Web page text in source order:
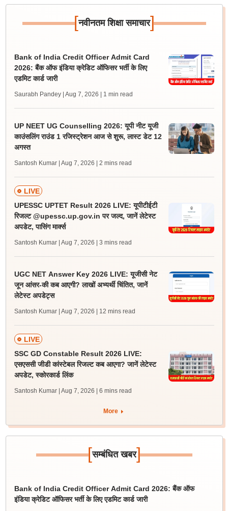
[नवीनतम शिक्षा समाचार]
Bank of India Credit Officer Admit Card
2026: बैंक ऑफ इंडिया क्रेडिट ऑफिसर भर्ती के लिए
एडमिट कार्ड जारी
Saurabh Pandey | Aug 7, 2026 | 1 min read
UP NEET UG Counselling 2026: यूपी नीट यूजी
काउंसलिंग राउंड 1 रजिस्ट्रेशन आज से शुरू, लास्ट डेट 12
अगस्त
Santosh Kumar | Aug 7, 2026 | 2 mins read
LIVE
UPESSC UPTET Result 2026 LIVE: यूपीटीईटी
रिजल्ट @upessc.up.gov.in पर जल्द, जानें लेटेस्ट
अपडेट, पासिंग मार्क्स
Santosh Kumar | Aug 7, 2026 | 3 mins read
UGC NET Answer Key 2026 LIVE: यूजीसी नेट
जून आंसर-की कब आएगी? लाखों अभ्यर्थी चिंतित, जानें
लेटेस्ट अपडेट्स
Santosh Kumar | Aug 7, 2026 | 12 mins read
LIVE
SSC GD Constable Result 2026 LIVE:
एसएससी जीडी कांस्टेबल रिजल्ट कब आएगा? जानें लेटेस्ट
अपडेट, स्कोरकार्ड लिंक
Santosh Kumar | Aug 7, 2026 | 6 mins read
More
[सम्बंधित खबर]
Bank of India Credit Officer Admit Card 2026: बैंक ऑफ
इंडिया क्रेडिट ऑफिसर भर्ती के लिए एडमिट कार्ड जारी